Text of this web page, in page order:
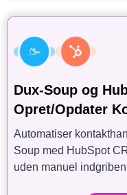
Dux-Soup og
Opret/Opdater
Automatiser
Soup med HubSpot
uden manuel